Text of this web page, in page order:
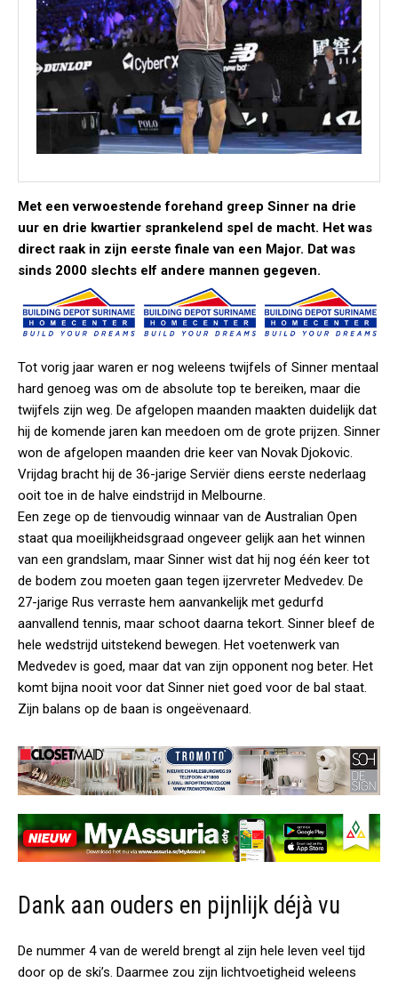
Met een verwoestende forehand greep Sinner na drie
uur en drie kwartier sprankelend spel de macht. Het was
direct raak in zijn eerste finale van een Major. Dat was
sinds 2000 slechts elf andere mannen gegeven.
Tot vorig jaar waren er nog weleens twijfels of Sinner mentaal
hard genoeg was om de absolute top te bereiken, maar die
twijfels zijn weg. De afgelopen maanden maakten duidelijk dat
hij de komende jaren kan meedoen om de grote prijzen. Sinner
won de afgelopen maanden drie keer van Novak Djokovic.
Vrijdag bracht hij de 36-jarige Serviër diens eerste nederlaag
ooit toe in de halve eindstrijd in Melbourne.
Een zege op de tienvoudig winnaar van de Australian Open
staat qua moeilijkheidsgraad ongeveer gelijk aan het winnen
van een grandslam, maar Sinner wist dat hij nog één keer tot
de bodem zou moeten gaan tegen ijzervreter Medvedev. De
27-jarige Rus verraste hem aanvankelijk met gedurfd
aanvallend tennis, maar schoot daarna tekort. Sinner bleef de
hele wedstrijd uitstekend bewegen. Het voetenwerk van
Medvedev is goed, maar dat van zijn opponent nog beter. Het
komt bijna nooit voor dat Sinner niet goed voor de bal staat.
Zijn balans op de baan is ongeëvenaard.
Dank aan ouders en pijnlijk déjà vu
De nummer 4 van de wereld brengt al zijn hele leven veel tijd
door op de ski’s. Daarmee zou zijn lichtvoetigheid weleens